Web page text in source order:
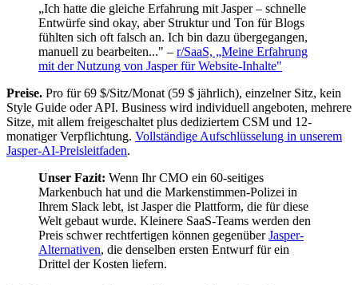
„Ich hatte die gleiche Erfahrung mit Jasper – schnelle
Entwürfe sind okay, aber Struktur und Ton für Blogs
fühlten sich oft falsch an. Ich bin dazu übergegangen,
manuell zu bearbeiten..." – r/SaaS, „Meine Erfahrung
mit der Nutzung von Jasper für Website-Inhalte"
Preise. Pro für 69 $/Sitz/Monat (59 $ jährlich), einzelner Sitz, kein
Style Guide oder API. Business wird individuell angeboten, mehrere
Sitze, mit allem freigeschaltet plus dediziertem CSM und 12-
monatiger Verpflichtung. Vollständige Aufschlüsselung in unserem
Jasper-AI-Preisleitfaden.
Unser Fazit: Wenn Ihr CMO ein 60-seitiges
Markenbuch hat und die Markenstimmen-Polizei in
Ihrem Slack lebt, ist Jasper die Plattform, die für diese
Welt gebaut wurde. Kleinere SaaS-Teams werden den
Preis schwer rechtfertigen können gegenüberJasper-
Alternativen, die denselben ersten Entwurf für ein
Drittel der Kosten liefern.